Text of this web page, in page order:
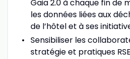
Gaia 2.0 à chaque fin de
les données liées aux
de l’hôtel et à ses
Sensibiliser les
stratégie et pratiques